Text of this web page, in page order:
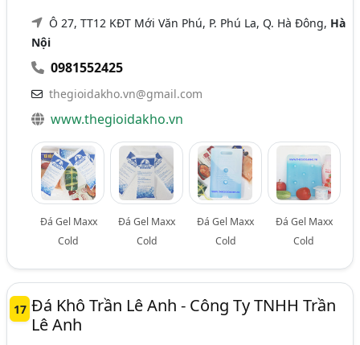
Ô 27, TT12 KĐT Mới Văn Phú, P. Phú La, Q. Hà Đông, Hà
Nội
0981552425
thegioidakho.vn@gmail.com
www.thegioidakho.vn
Đá Gel Maxx
Cold
Đá Gel Maxx
Cold
Đá Gel Maxx
Cold
Đá Gel Maxx
Cold
17 Đá Khô Trần Lê Anh - Công Ty TNHH Trần
Lê Anh